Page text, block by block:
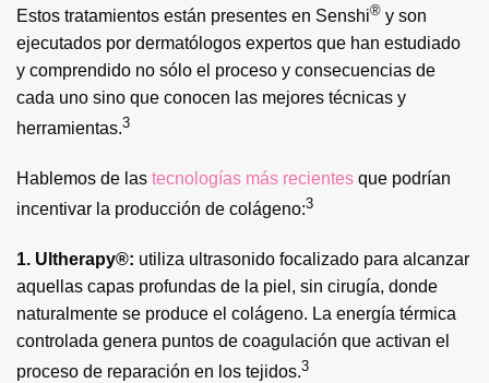
Estos tratamientos están presentes en Senshi® y son
ejecutados por dermatólogos expertos que han estudiado
y comprendido no sólo el proceso y consecuencias de
cada uno sino que conocen las mejores técnicas y
herramientas.3
Hablemos de las tecnologías más recientes que podrían
incentivar la producción de colágeno:3
1. Ultherapy®: utiliza ultrasonido focalizado para alcanzar
aquellas capas profundas de la piel, sin cirugía, donde
naturalmente se produce el colágeno. La energía térmica
controlada genera puntos de coagulación que activan el
proceso de reparación en los tejidos.3